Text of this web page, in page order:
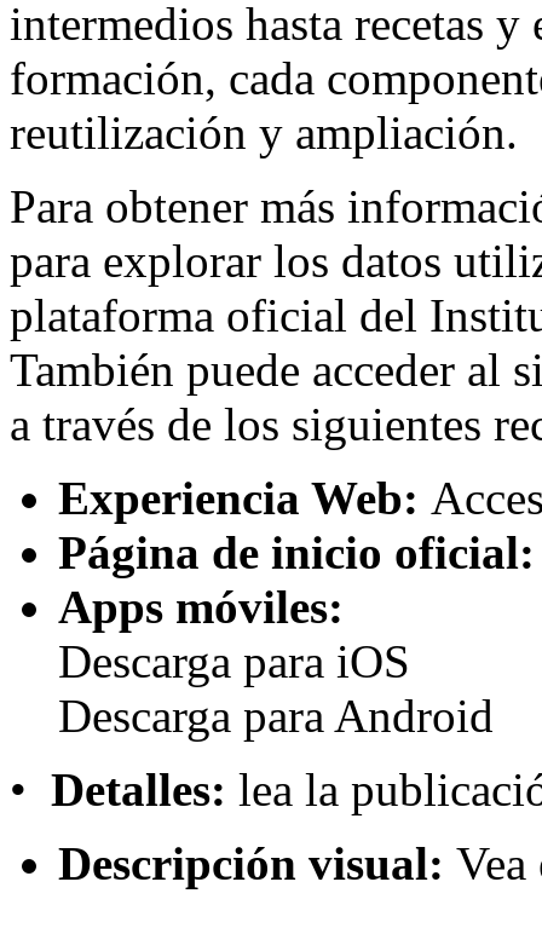
intermedios hasta recetas
formación, cada
reutilización y ampliación.
Para obtener más
para explorar los datos
plataforma oficial del
También puede acceder al
a través de los siguientes
Experiencia Web:
Página de inicio oficial:
Apps móviles:
Descarga para iOS
Descarga para Android
• Detalles: lea la
Descripción visual: